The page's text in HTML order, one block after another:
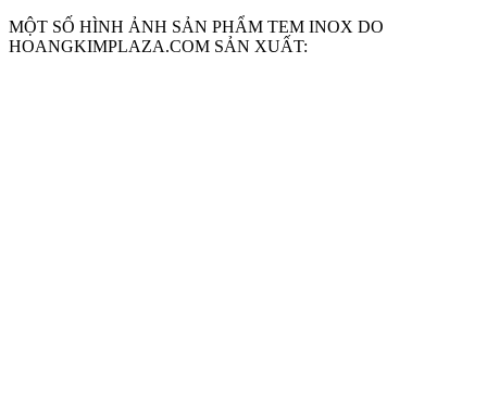
MỘT SỐ HÌNH ẢNH SẢN PHẨM TEM INOX DO
HOANGKIMPLAZA.COM SẢN XUẤT: